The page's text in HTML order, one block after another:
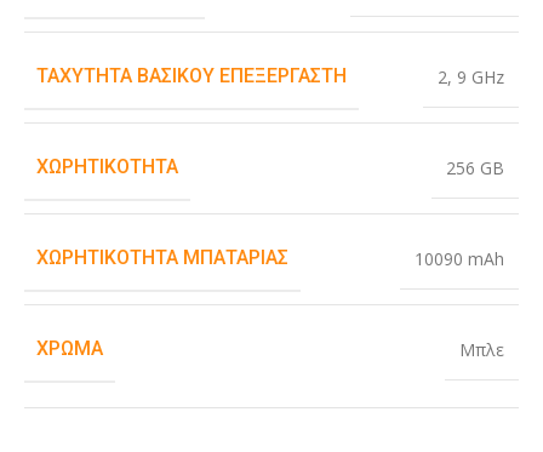
ΤΑΧΎΤΗΤΑ ΒΑΣΙΚΟΎ ΕΠΕΞΕΡΓΑΣΤΉ 2, 9 GHz
ΧΩΡΗΤΙΚΌΤΗΤΑ 256 GB
ΧΩΡΗΤΙΚΌΤΗΤΑ ΜΠΑΤΑΡΊΑΣ 10090 mAh
ΧΡΏΜΑ Μπλε